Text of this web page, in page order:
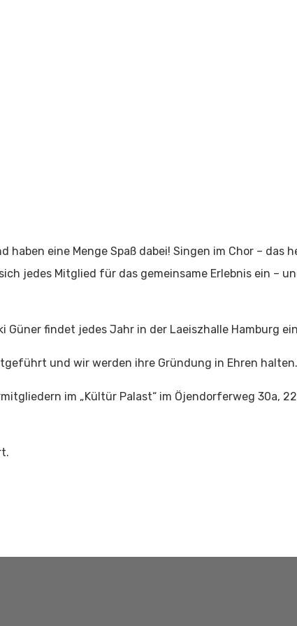
eine Menge Spaß dabei! Singen im Chor – das
jedes Mitglied für das gemeinsame Erlebnis ein –
Güner findet jedes Jahr in der Laeiszhalle Hamburg
und wir werden ihre Gründung in Ehren halten.
im „Kültür Palast“ im Öjendorferweg 30a,